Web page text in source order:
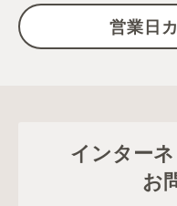
営業日
インター
お